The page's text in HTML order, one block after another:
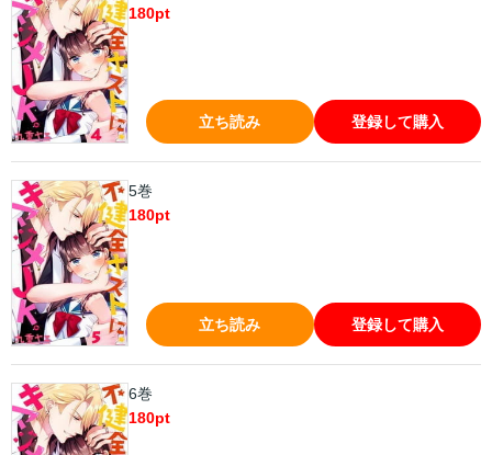
180pt
立ち読み 登録して購入
5巻
180pt
立ち読み 登録して購入
6巻
180pt